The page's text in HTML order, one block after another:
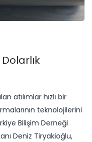
atılımlar hızlı bir
teknolojilerini
Bilişim Derneği
Deniz Tiryakioğlu,